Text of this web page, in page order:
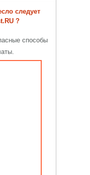
следует
?
способы